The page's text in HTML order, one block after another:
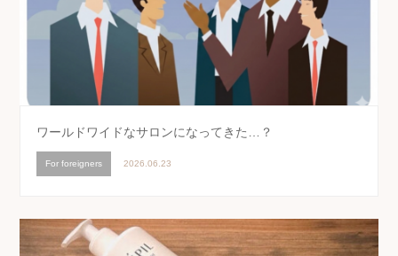
ワールドワイドなサロンになってきた…？
For foreigners 2026.06.23